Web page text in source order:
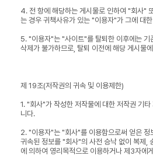
4. 전 항에 해당하는 게시물로 인하여 "회사"
는 경우 귀책사유가 있는 "이용자"가 그에 대
5. "이용자"는 "사이트"를 탈퇴한 이후에는 기
삭제가 불가하므로, 탈퇴 이전에 해당 게시물
제 19조(저작권의 귀속 및 이용제한)
1. "회사"가 작성한 저작물에 대한 저작권 기
니다.
2. "이용자"는 "회사"를 이용함으로써 얻은 정
귀속된 정보를 "회사"의 사전 승낙 없이 복제,
에 의하여 영리목적으로 이용하거나 제3자에